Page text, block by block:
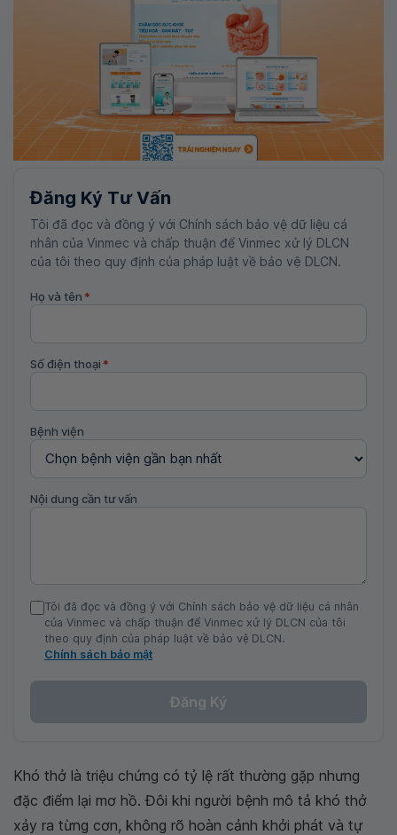
Đăng Ký Tư Vấn
Tôi đã đọc và đồng ý với Chính sách bảo vệ dữ liệu cá
nhân của Vinmec và chấp thuận để Vinmec xử lý DLCN
của tôi theo quy định của pháp luật về bảo vệ DLCN.
Họ và tên *
Số điện thoại *
Bệnh viện
Nội dung cần tư vấn
Tôi đã đọc và đồng ý với Chính sách bảo vệ dữ liệu cá nhân
của Vinmec và chấp thuận để Vinmec xử lý DLCN của tôi
theo quy định của pháp luật về bảo vệ DLCN.
Chính sách bảo mật
Đăng Ký
Khó thở là triệu chứng có tỷ lệ rất thường gặp nhưng
đặc điểm lại mơ hồ. Đôi khi người bệnh mô tả khó thở
xảy ra từng cơn, không rõ hoàn cảnh khởi phát và tự